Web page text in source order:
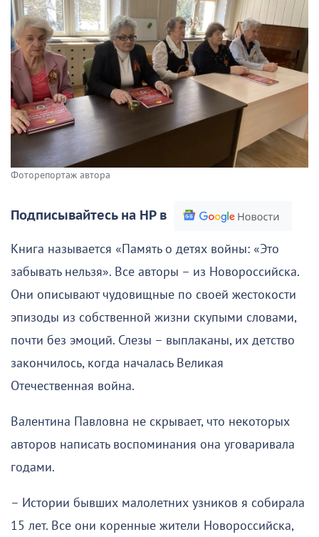
Фоторепортаж автора
Подписывайтесь на НР в
Книга называется «Память о детях войны: «Это
забывать нельзя». Все авторы – из Новороссийска.
Они описывают чудовищные по своей жестокости
эпизоды из собственной жизни скупыми словами,
почти без эмоций. Слезы – выплаканы, их детство
закончилось, когда началась Великая
Отечественная война.
Валентина Павловна не скрывает, что некоторых
авторов написать воспоминания она уговаривала
годами.
– Истории бывших малолетних узников я собирала
15 лет. Все они коренные жители Новороссийска,